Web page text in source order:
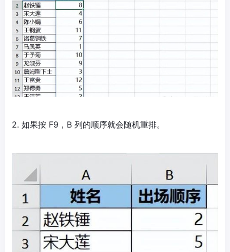
2. 如果按 F9，B 列的顺序就会随机重排。